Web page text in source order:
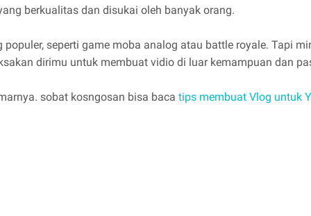
berkualitas dan disukai oleh banyak orang.
seperti game moba analog atau battle royale. Tapi
dirimu untuk membuat vidio di luar kemampuan dan
sobat kosngosan bisa baca tips membuat Vlog untuk